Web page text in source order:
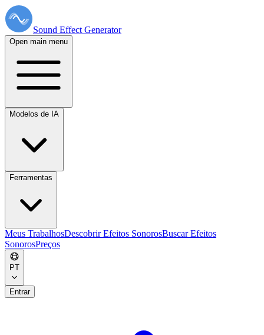
Sound Effect Generator
Open main menu
Modelos de IA
Ferramentas
Meus TrabalhosDescobrir Efeitos SonorosBuscar Efeitos
SonorosPreços
PT
Entrar